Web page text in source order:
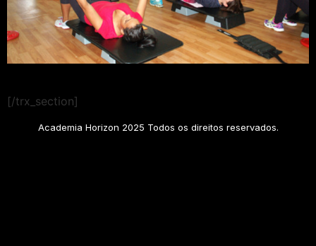
[/trx_section]
Academia Horizon 2025 Todos os direitos reservados.